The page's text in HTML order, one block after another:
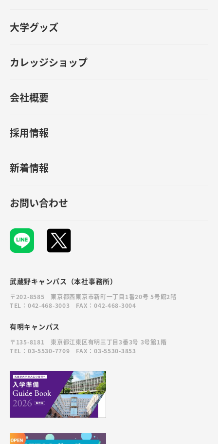
大学グッズ
カレッジショップ
会社概要
採用情報
新着情報
お問い合わせ
武蔵野キャンパス（本社事務所）
〒202-8585 東京都西東京市新町一丁目1番20号 5号館2階
TEL：042-468-3003 FAX：042-468-3004
有明キャンパス
〒135-8181 東京都江東区有明三丁目3番3号 3号館1階
TEL：03-5530-7709 FAX：03-5530-3853